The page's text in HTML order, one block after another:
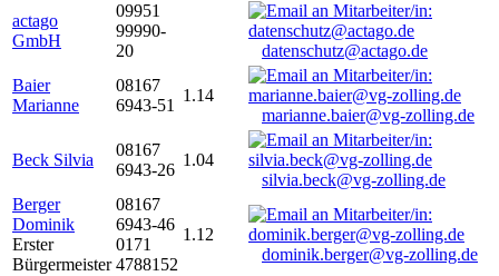
actago
GmbH
09951
99990-
20
datenschutz@actago.de
Baier
Marianne
08167
6943-51
1.14
marianne.baier@vg-zolling.de
Beck Silvia
08167
6943-26
1.04
silvia.beck@vg-zolling.de
Berger
Dominik
Erster
Bürgermeister
08167
6943-46
0171
4788152
1.12
dominik.berger@vg-zolling.de